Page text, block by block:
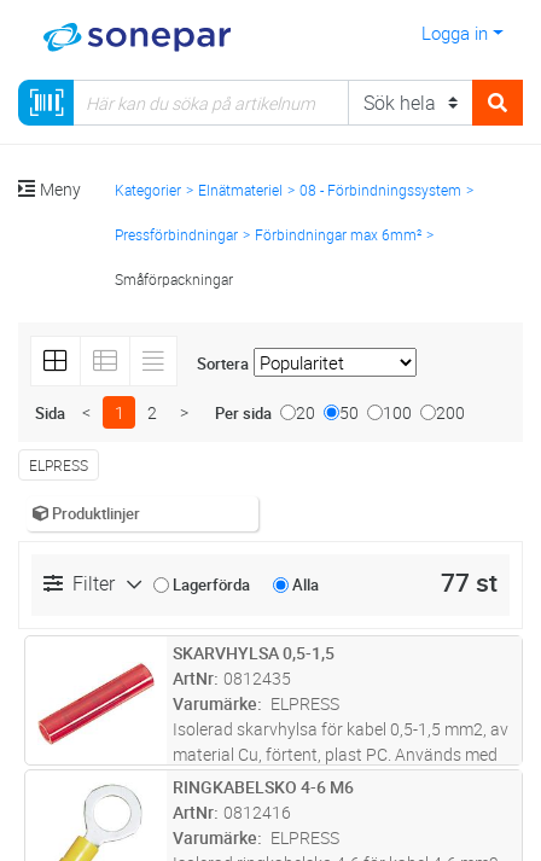
Logga in
Meny Kategorier Elnätmateriel 08 - Förbindningssystem
Pressförbindningar Förbindningar max 6mm²
Småförpackningar
Sortera
Sida < 1 2 > Per sida 20 50 100 200
ELPRESS
Produktlinjer
Filter Lagerförda Alla 77 st
FP Lägg i kundvagn
SKARVHYLSA 0,5-1,5
ArtNr 0812435
Varumärke
ELPRESS
Isolerad skarvhylsa för kabel 0,5-1,5 mm2, av
material Cu, förtent, plast PC. Används med
certifierade verktyget GSA0760
FP Lägg i kundvagn
RINGKABELSKO 4-6 M6
ArtNr 0812416
Varumärke
ELPRESS